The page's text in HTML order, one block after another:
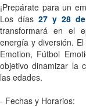
¡Prepárate para un
Los días27 y 28
transformará en el
energía y diversión.
Emotion, Fútbol
objetivo dinamizar la
las edades.
- Fechas y Horarios: